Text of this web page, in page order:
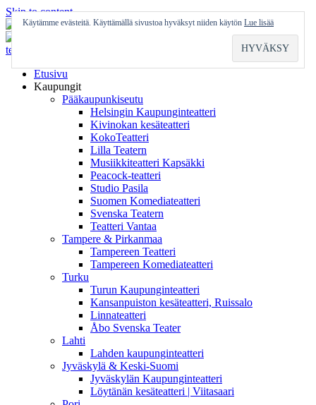
Skip to content
Etusivu
Kaupungit
Pääkaupunkiseutu
Helsingin Kaupunginteatteri
Kivinokan kesäteatteri
KokoTeatteri
Lilla Teatern
Musiikkiteatteri Kapsäkki
Peacock-teatteri
Studio Pasila
Suomen Komediateatteri
Svenska Teatern
Teatteri Vantaa
Tampere & Pirkanmaa
Tampereen Teatteri
Tampereen Komediateatteri
Turku
Turun Kaupunginteatteri
Kansanpuiston kesäteatteri, Ruissalo
Linnateatteri
Åbo Svenska Teater
Lahti
Lahden kaupunginteatteri
Jyväskylä & Keski-Suomi
Jyväskylän Kaupunginteatteri
Löytänän kesäteatteri | Viitasaari
Käytämme evästeitä. Käyttämällä sivustoa hyväksyt niiden käytön Lue lisää